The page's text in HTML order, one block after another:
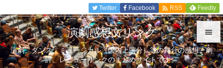


メニュ
Twitter Facebook  RSS Feedly
演劇感想文リンク
演劇、ダンス、ミュージカル（国内上演分）等の舞台の感想、劇
評、レビューリンクのまとめサイトです。